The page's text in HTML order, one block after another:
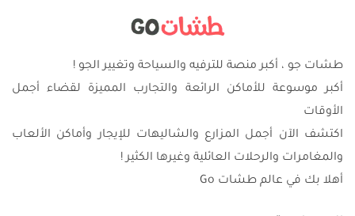
طشات جو ، أكبر منصة للترفيه والسياحة وتغيير الجو !
أكبر موسوعة للأماكن الرائعة والتجارب المميزة لقضاء أجمل
الأوقات
اكتشف الآن أجمل المزارع والشاليهات للإيجار وأماكن الألعاب
والمغامرات والرحلات العائلية وغيرها الكثير !
أهلا بك في عالم طشات Go